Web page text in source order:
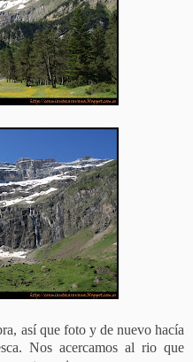
así que foto y de nuevo hacía
Nos acercamos al rio que